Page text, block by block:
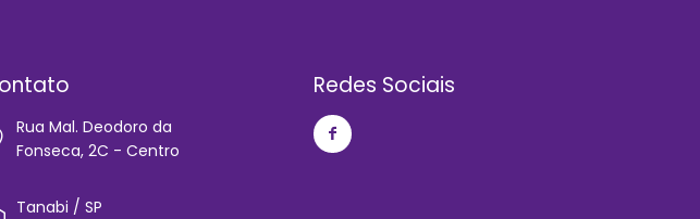
Rua Mal. Deodoro da
Fonseca, 2C - Centro
Tanabi / SP
Redes Sociais